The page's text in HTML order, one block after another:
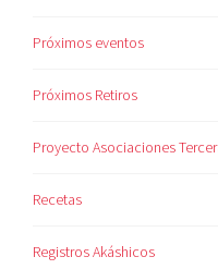
Próximos eventos
Próximos Retiros
Proyecto Asociaciones
Recetas
Registros Akáshicos